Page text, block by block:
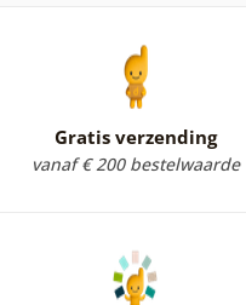
gezelschap van je
keuken met een
inspireren tot nog
Gebruik je verbeelding
Of het nubloemen,
het aanrecht
. Unieke
je bekijken in onze
Gratis verzending
vanaf € 200 bestelwaarde